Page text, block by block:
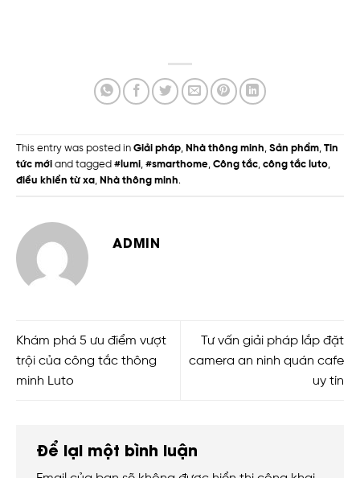
This entry was posted in Giải pháp, Nhà thông minh, Sản phẩm, Tin
tức mới and tagged #lumi, #smarthome, Công tắc, công tắc luto,
điều khiển từ xa, Nhà thông minh.
ADMIN
Khám phá 5 ưu điểm vượt
trội của công tắc thông
minh Luto
Tư vấn giải pháp lắp đặt
camera an ninh quán cafe
uy tín
Để lại một bình luận